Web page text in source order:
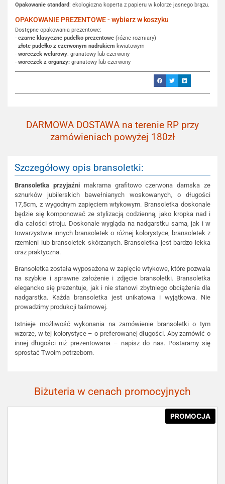
Opakowanie standard: ekologiczna koperta z papieru w kolorze jasnego brązu.
OPAKOWANIE PREZENTOWE - wybierz w koszyku
Dostępne opakowania prezentowe:
- czarne klasyczne pudełko prezentowe (różne rozmiary)
- złote pudełko z czerwonym nadrukiem kwiatowym
- woreczek welurowy: granatowy lub czerwony
- woreczek z organzy: granatowy lub czerwony
DARMOWA DOSTAWA na terenie RP przy
zamówieniach powyżej 180zł
Szczegółowy opis bransoletki:
Bransoletka przyjaźnimakrama grafitowo czerwona damska ze
sznurków jubilerskich bawełnianych woskowanych, o długości
17,5cm, z wygodnym zapięciem wtykowym. Bransoletka doskonale
będzie się komponować ze stylizacją codzienną, jako kropka nad i
dla całości stroju. Doskonale wygląda na nadgarstku sama, jak i w
towarzystwie innych bransoletek o różnej kolorystyce, bransoletek z
rzemieni lub bransoletek skórzanych. Bransoletka jest bardzo lekka
oraz praktyczna.
Bransoletka została wyposażona w zapięcie wtykowe, które pozwala
na szybkie i sprawne założenie i zdjęcie bransoletki. Bransoletka
elegancko się prezentuje, jak i nie stanowi zbytniego obciążenia dla
nadgarstka. Każda bransoletka jest unikatowa i wyjątkowa. Nie
prowadzimy produkcji taśmowej.
Istnieje możliwość wykonania na zamówienie bransoletki o tym
wzorze, w tej kolorystyce – o preferowanej długości. Aby zamówić o
innej długości niż prezentowana – napisz do nas. Postaramy się
sprostać Twoim potrzebom.
Biżuteria w cenach promocyjnych
PROMOCJA